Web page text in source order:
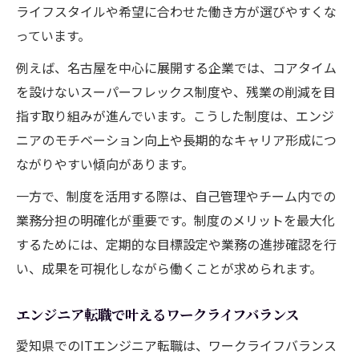
ライフスタイルや希望に合わせた働き方が選びやすくな
っています。
例えば、名古屋を中心に展開する企業では、コアタイム
を設けないスーパーフレックス制度や、残業の削減を目
指す取り組みが進んでいます。こうした制度は、エンジ
ニアのモチベーション向上や長期的なキャリア形成につ
ながりやすい傾向があります。
一方で、制度を活用する際は、自己管理やチーム内での
業務分担の明確化が重要です。制度のメリットを最大化
するためには、定期的な目標設定や業務の進捗確認を行
い、成果を可視化しながら働くことが求められます。
エンジニア転職で叶えるワークライフバランス
愛知県でのITエンジニア転職は、ワークライフバランス